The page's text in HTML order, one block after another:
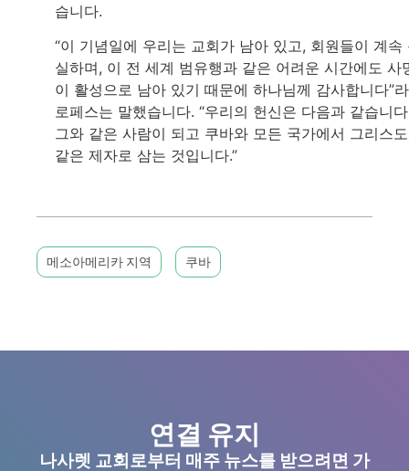
습니다.
“이 기념일에 우리는 교회가 남아 있고, 회원들이 계속
실하며, 이 전 세계 범유행과 같은 어려운 시간에도 사
이 활성으로 남아 있기 때문에 하나님께 감사합니다”
로페스는 말했습니다. “우리의 헌신은 다음과 같습니
그와 같은 사람이 되고 쿠바와 모든 국가에서 그리스
같은 제자로 삼는 것입니다.”
메소아메리카 지역 쿠바
연결 유지
나사렛 교회로부터 매주 뉴스를 받으려면 가